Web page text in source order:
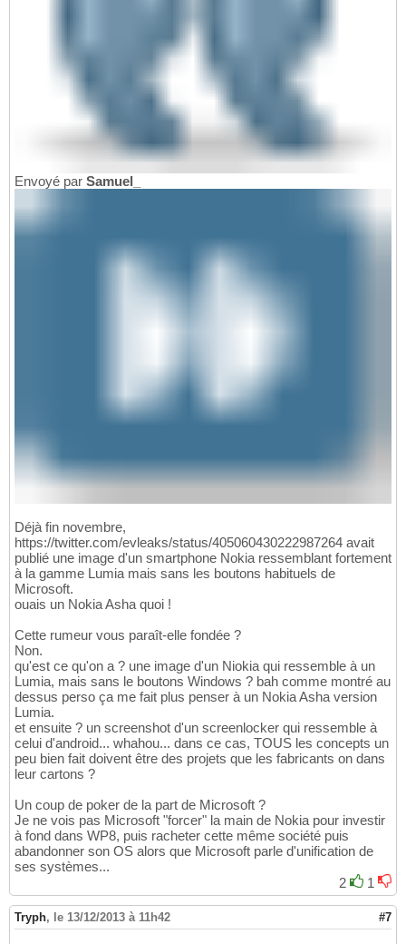
Envoyé par Samuel_
Déjà fin novembre,
https://twitter.com/evleaks/status/405060430222987264 avait
publié une image d'un smartphone Nokia ressemblant fortement
à la gamme Lumia mais sans les boutons habituels de
Microsoft.
ouais un Nokia Asha quoi !
Cette rumeur vous paraît-elle fondée ?
Non.
qu'est ce qu'on a ? une image d'un Niokia qui ressemble à un
Lumia, mais sans le boutons Windows ? bah comme montré au
dessus perso ça me fait plus penser à un Nokia Asha version
Lumia.
et ensuite ? un screenshot d'un screenlocker qui ressemble à
celui d'android... whahou... dans ce cas, TOUS les concepts un
peu bien fait doivent être des projets que les fabricants on dans
leur cartons ?
Un coup de poker de la part de Microsoft ?
Je ne vois pas Microsoft "forcer" la main de Nokia pour investir
à fond dans WP8, puis racheter cette même société puis
abandonner son OS alors que Microsoft parle d'unification de
ses systèmes...
2
1
Tryph, le 13/12/2013 à 11h42 #7